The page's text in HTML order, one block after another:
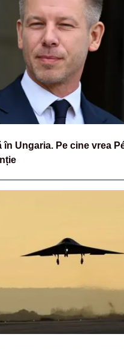
în Ungaria. Pe cine vrea